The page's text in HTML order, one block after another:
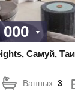
000
Самуй,
Ванных:3